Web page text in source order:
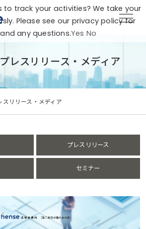
レスリリース・メディア
スリリース・メディア
プレスリリース
セミナー
to track your activities? We take your
Please see our privacy policy for
any questions.Yes No